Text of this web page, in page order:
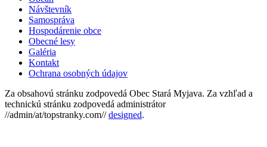
Návštevník
Samospráva
Hospodárenie obce
Obecné lesy
Galéria
Kontakt
Ochrana osobných údajov
Za obsahovú stránku zodpovedá Obec Stará Myjava. Za vzhľad a
technickú stránku zodpovedá administrátor
//admin/at/topstranky.com//designed.